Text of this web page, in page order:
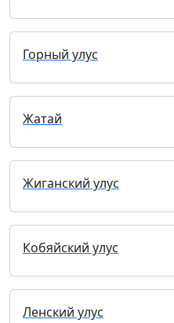
Горный улус
Жатай
Жиганский улус
Кобяйский улус
Ленский улус